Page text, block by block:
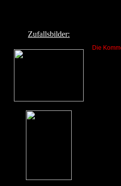
Zufallsbilder:
Die